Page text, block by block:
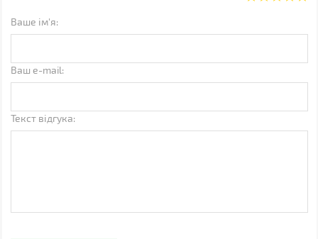
Країна виробництва
Штрихкод
3831109838549
Примітка
Виробник може змінювати
зовнішній вигляд і
попередження
Ваше ім'я:
Ваш e-mail:
Текст відгука: